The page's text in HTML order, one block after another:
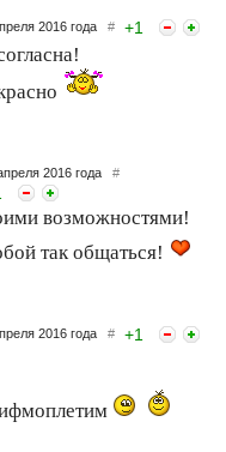
2016 года # +1
2016 года #
возможностями!
так общаться!
2016 года # +1